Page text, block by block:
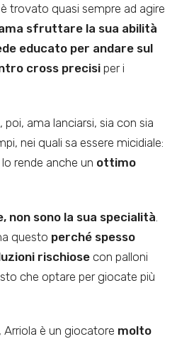
trovato quasi sempre ad agire
sfruttare la sua abilità
educato per andare sul
cross precisi per i
ama lanciarsi, sia con sia
nei quali sa essere micidiale:
rende anche un ottimo
non sono la sua specialità
questo perché spesso
rischiose con palloni
che optare per giocate più
è un giocatore molto